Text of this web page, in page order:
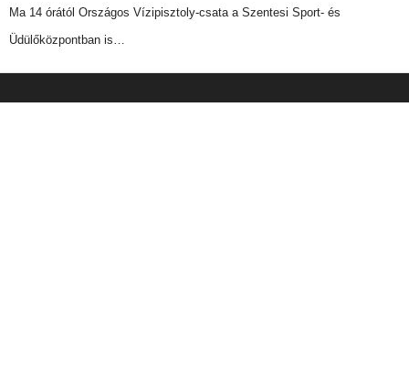
Ma 14 órától Országos Vízipisztoly-csata a Szentesi Sport- és
Üdülőközpontban is…